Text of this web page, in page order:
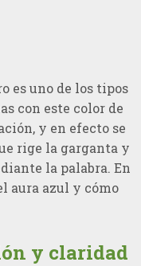
es uno de los tipos
con este color de
y en efecto se
rige la garganta y
la palabra. En
aura azul y cómo
y claridad